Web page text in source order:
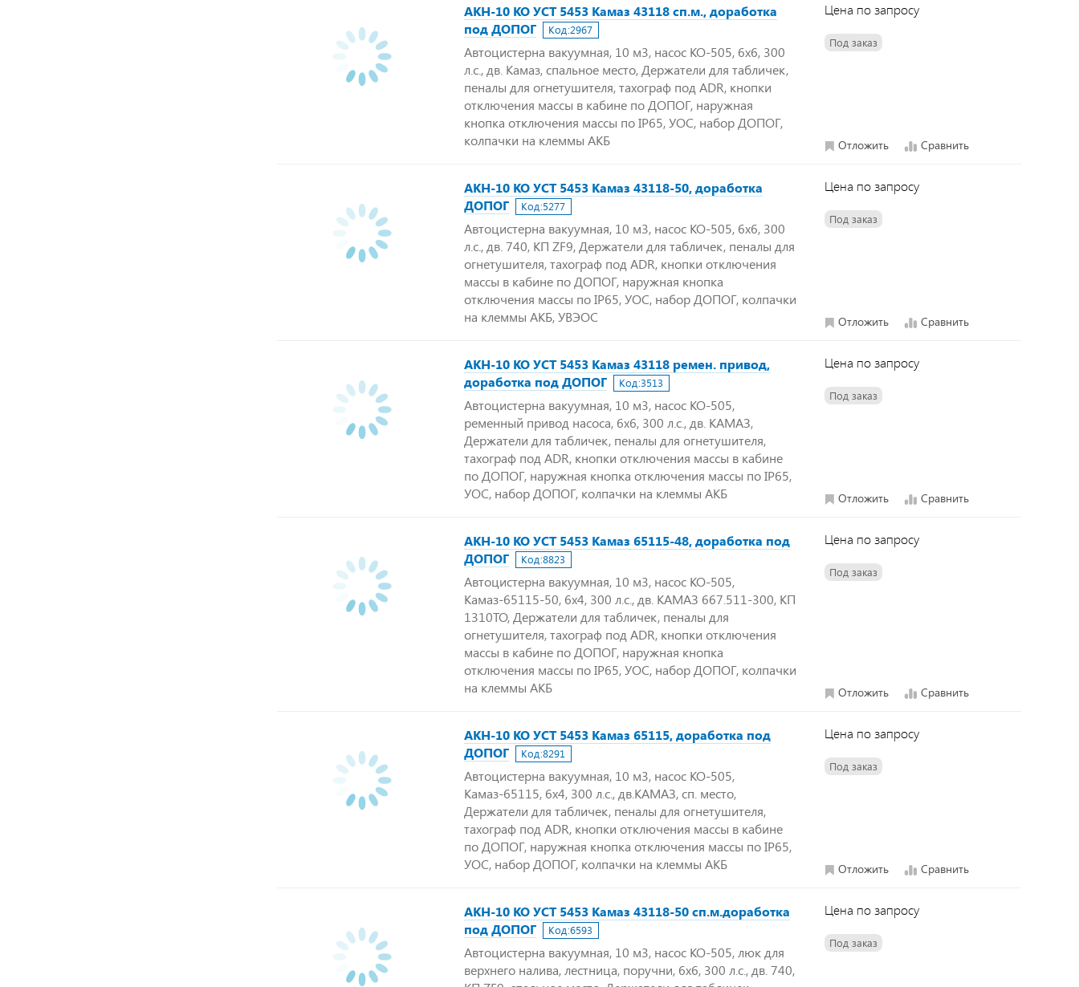
АКН-10 КО УСТ 5453 Камаз 43118 сп.м., доработка
под ДОПОГ
Код:2967
Автоцистерна вакуумная, 10 м3, насос КО-505, 6х6, 300
л.с., дв. Камаз, спальное место, Держатели для табличек,
пеналы для огнетушителя, тахограф под ADR, кнопки
отключения массы в кабине по ДОПОГ, наружная
кнопка отключения массы по IP65, УОС, набор ДОПОГ,
колпачки на клеммы АКБ
Цена по запросу
Под заказ
Отложить Сравнить
АКН-10 КО УСТ 5453 Камаз 43118-50, доработка
ДОПОГ
Код:5277
Автоцистерна вакуумная, 10 м3, насос КО-505, 6х6, 300
л.с., дв. 740, КП ZF9, Держатели для табличек, пеналы для
огнетушителя, тахограф под ADR, кнопки отключения
массы в кабине по ДОПОГ, наружная кнопка
отключения массы по IP65, УОС, набор ДОПОГ, колпачки
на клеммы АКБ, УВЭОС
Цена по запросу
Под заказ
Отложить Сравнить
АКН-10 КО УСТ 5453 Камаз 43118 ремен. привод,
доработка под ДОПОГ
Код:3513
Автоцистерна вакуумная, 10 м3, насос КО-505,
ременный привод насоса, 6х6, 300 л.с., дв. КАМАЗ,
Держатели для табличек, пеналы для огнетушителя,
тахограф под ADR, кнопки отключения массы в кабине
по ДОПОГ, наружная кнопка отключения массы по IP65,
УОС, набор ДОПОГ, колпачки на клеммы АКБ
Цена по запросу
Под заказ
Отложить Сравнить
АКН-10 КО УСТ 5453 Камаз 65115-48, доработка под
ДОПОГ
Код:8823
Автоцистерна вакуумная, 10 м3, насос КО-505,
Камаз-65115-50, 6х4, 300 л.с., дв. КАМАЗ 667.511-300, КП
1310ТО, Держатели для табличек, пеналы для
огнетушителя, тахограф под ADR, кнопки отключения
массы в кабине по ДОПОГ, наружная кнопка
отключения массы по IP65, УОС, набор ДОПОГ, колпачки
на клеммы АКБ
Цена по запросу
Под заказ
Отложить Сравнить
АКН-10 КО УСТ 5453 Камаз 65115, доработка под
ДОПОГ
Код:8291
Автоцистерна вакуумная, 10 м3, насос КО-505,
Камаз-65115, 6х4, 300 л.с., дв.КАМАЗ, сп. место,
Держатели для табличек, пеналы для огнетушителя,
тахограф под ADR, кнопки отключения массы в кабине
по ДОПОГ, наружная кнопка отключения массы по IP65,
УОС, набор ДОПОГ, колпачки на клеммы АКБ
Цена по запросу
Под заказ
Отложить Сравнить
АКН-10 КО УСТ 5453 Камаз 43118-50 сп.м.доработка
под ДОПОГ
Код:6593
Автоцистерна вакуумная, 10 м3, насос КО-505, люк для
верхнего налива, лестница, поручни, 6х6, 300 л.с., дв. 740,
Цена по запросу
Под заказ